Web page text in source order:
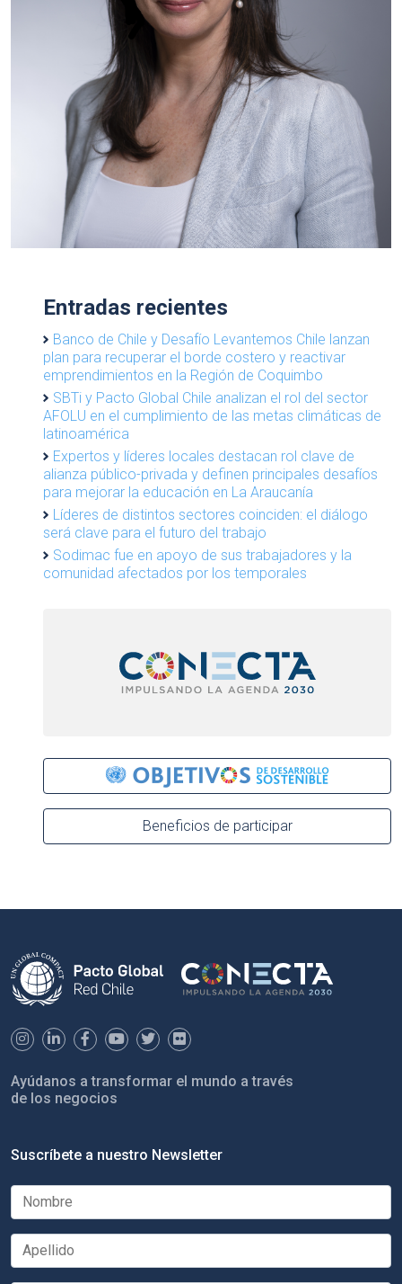
Entradas recientes
Banco de Chile y Desafío Levantemos Chile lanzan
plan para recuperar el borde costero y reactivar
emprendimientos en la Región de Coquimbo
SBTi y Pacto Global Chile analizan el rol del sector
AFOLU en el cumplimiento de las metas climáticas de
latinoamérica
Expertos y líderes locales destacan rol clave de
alianza público-privada y definen principales desafíos
para mejorar la educación en La Araucanía
Líderes de distintos sectores coinciden: el diálogo
será clave para el futuro del trabajo
Sodimac fue en apoyo de sus trabajadores y la
comunidad afectados por los temporales
Beneficios de participar
Ayúdanos a transformar el mundo a través
de los negocios
Suscríbete a nuestro Newsletter